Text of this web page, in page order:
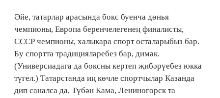
Әйе, татарлар арасында бокс буенча дөнья
чемпионы, Европа беренчелегенең финалисты,
СССР чемпионы, халыкара спорт осталарыбыз бар.
Бу спортта традицияләребез бар, димәк.
(Универсиадага да боксны кертеп җибәрүебез юкка
түгел.) Татарстанда иң көчле спортчылар Казанда
дип саналса да, Түбән Кама, Лениногорск та